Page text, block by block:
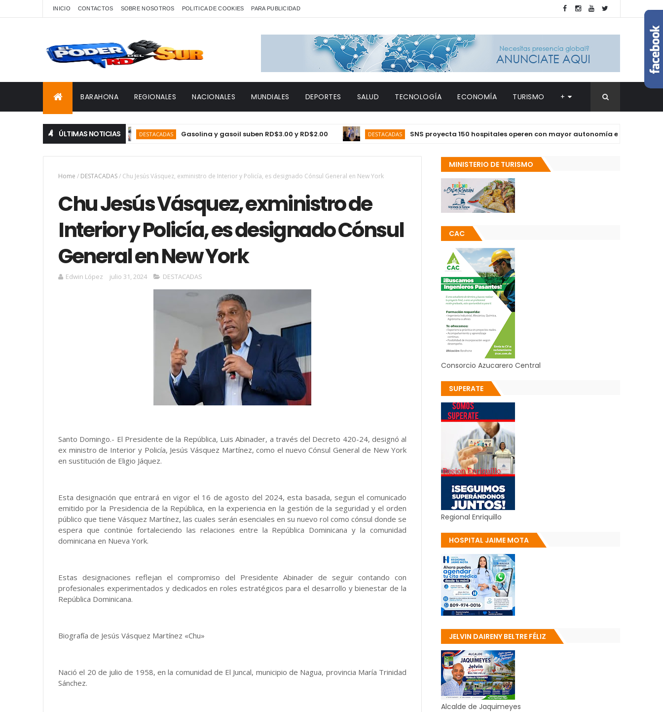
INICIO CONTACTOS SOBRE NOSOTROS POLITICA DE COOKIES PARA PUBLICIDAD
BARAHONA REGIONALES NACIONALES MUNDIALES DEPORTES SALUD TECNOLOGÍA ECONOMÍA TURISMO +
ÚLTIMAS NOTICIASDESTACADAS Gasolina y gasoil suben RD$3.00 y RD$2.00 DESTACADAS SNS proyecta 150 hospitales operen con mayor autonomía en los próximos dos
Home / DESTACADAS/ Chu Jesús Vásquez, exministro de Interior y Policía, es designado Cónsul General en New York
Chu Jesús Vásquez, exministro de
Interior y Policía, es designado Cónsul
General en New York
Edwin López julio 31, 2024 DESTACADAS
Santo Domingo.- El Presidente de la República, Luis Abinader, a través del Decreto 420-24, designó al
ex ministro de Interior y Policía, Jesús Vásquez Martínez, como el nuevo Cónsul General de New York
en sustitución de Eligio Jáquez.
Esta designación que entrará en vigor el 16 de agosto del 2024, esta basada, segun el comunicado
emitido por la Presidencia de la República, en la experiencia en la gestión de la seguridad y el orden
público que tiene Vásquez Martínez, las cuales serán esenciales en su nuevo rol como cónsul donde se
espera que continúe fortaleciendo las relaciones entre la República Dominicana y la comunidad
dominicana en Nueva York.
Estas designaciones reflejan el compromiso del Presidente Abinader de seguir contando con
profesionales experimentados y dedicados en roles estratégicos para el desarrollo y bienestar de la
República Dominicana.
Biografía de Jesús Vásquez Martínez «Chu»
Nació el 20 de julio de 1958, en la comunidad de El Juncal, municipio de Nagua, provincia María Trinidad
Sánchez.
MINISTERIO DE TURISMO
CAC
Consorcio Azucarero Central
SUPERATE
Regional Enriquillo
HOSPITAL JAIME MOTA
JELVIN DAIRENY BELTRE FÉLIZ
Alcalde de Jaquimeyes